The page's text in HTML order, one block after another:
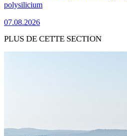
polysilicium
07.08.2026
PLUS DE CETTE SECTION